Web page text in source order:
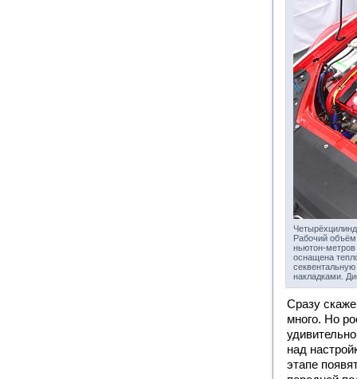
Рабочий
ньютон-метров
оснащена
накладками.
Сразу
много. Но
над
этапе